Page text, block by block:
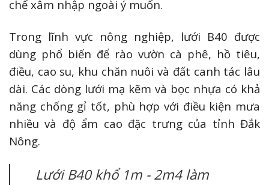
chế xâm nhập ngoài ý muốn.
Trong lĩnh vực nông nghiệp, lưới B40 được
dùng phổ biến để rào vườn cà phê, hồ tiêu,
điều, cao su, khu chăn nuôi và đất canh tác lâu
dài. Các dòng lưới mạ kẽm và bọc nhựa có khả
năng chống gỉ tốt, phù hợp với điều kiện mưa
nhiều và độ ẩm cao đặc trưng của tỉnh Đắk
Nông.
Lưới B40 khổ 1m - 2m4 làm